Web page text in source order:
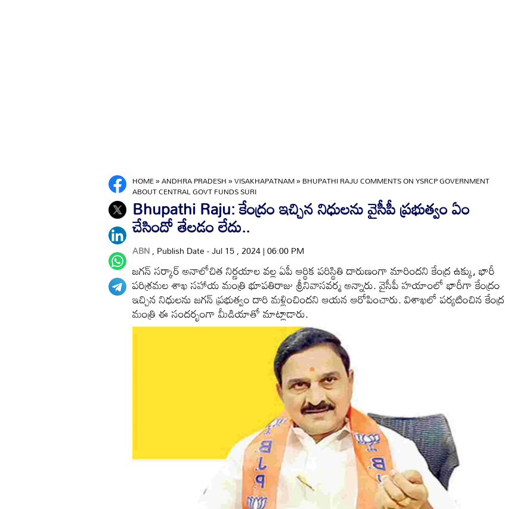
HOME»ANDHRA PRADESH»VISAKHAPATNAM»BHUPATHI RAJU COMMENTS ON YSRCP GOVERNMENT
ABOUT CENTRAL GOVT FUNDS SURI
Bhupathi Raju: కేంద్రం ఇచ్చిన నిధులను వైసీపీ ప్రభుత్వం ఏం
చేసిందో తేలడం లేదు..
ABN, Publish Date - Jul 15 , 2024 | 06:00 PM
జగన్ సర్కార్ అనాలోచిత నిర్ణయాల వల్ల ఏపీ ఆర్థిక పరిస్థితి దారుణంగా మారిందని కేంద్ర ఉక్కు, భారీ
పరిశ్రమల శాఖ సహాయ మంత్రి భూపతిరాజు శ్రీనివాసవర్మ అన్నారు. వైసీపీ హయాంలో భారీగా కేంద్రం
ఇచ్చిన నిధులను జగన్ ప్రభుత్వం దారి మళ్లించిందని ఆయన ఆరోపించారు. విశాఖలో పర్యటించిన కేంద్ర
మంత్రి ఈ సందర్భంగా మీడియాతో మాట్లాడారు.